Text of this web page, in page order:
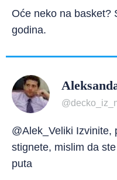
Oće neko na basket?
godina.
@Alek_Veliki Izvinite,
stignete, mislim da
puta